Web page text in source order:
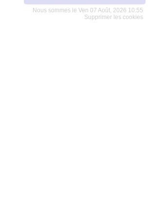
Nous sommes le Ven 07 Août, 2026 10:55
Supprimer les cookies